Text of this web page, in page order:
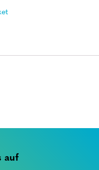
auf